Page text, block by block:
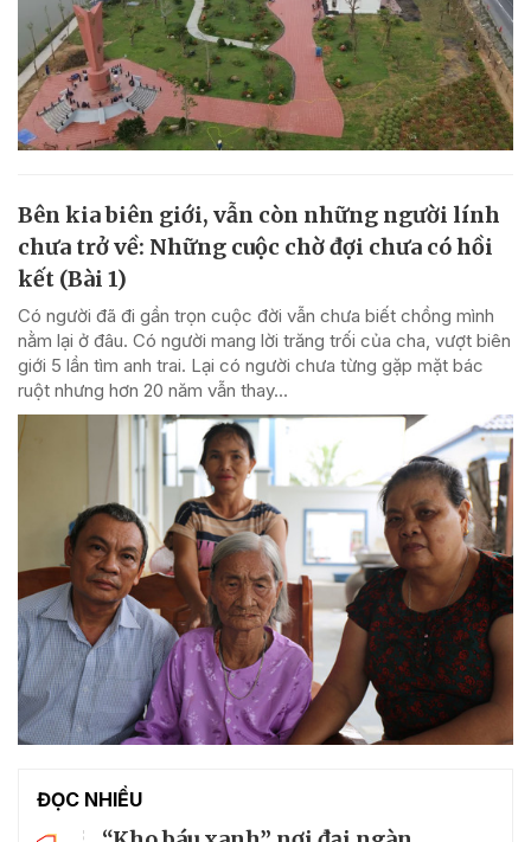
Bên kia biên giới, vẫn còn những người lính
chưa trở về: Những cuộc chờ đợi chưa có hồi
kết (Bài 1)
Có người đã đi gần trọn cuộc đời vẫn chưa biết chồng mình
nằm lại ở đâu. Có người mang lời trăng trối của cha, vượt biên
giới 5 lần tìm anh trai. Lại có người chưa từng gặp mặt bác
ruột nhưng hơn 20 năm vẫn thay...
ĐỌC NHIỀU